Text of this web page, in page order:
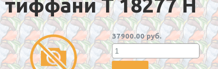
тиффани T 18277 H
37900.00 руб.